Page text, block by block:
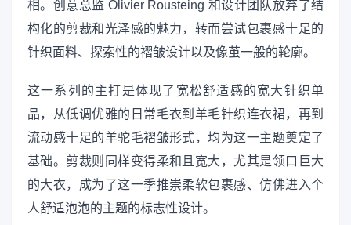
相。创意总监 Olivier Rousteing 和设计团队放弃了结
构化的剪裁和光泽感的魅力，转而尝试包裹感十足的
针织面料、探索性的褶皱设计以及像茧一般的轮廓。
这一系列的主打是体现了宽松舒适感的宽大针织单
品，从低调优雅的日常毛衣到羊毛针织连衣裙，再到
流动感十足的羊驼毛褶皱形式，均为这一主题奠定了
基础。剪裁则同样变得柔和且宽大，尤其是领口巨大
的大衣，成为了这一季推崇柔软包裹感、仿佛进入个
人舒适泡泡的主题的标志性设计。